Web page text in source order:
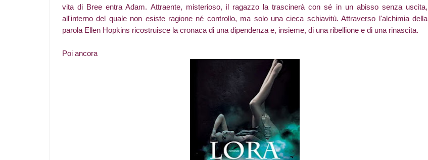
vita di Bree entra Adam. Attraente, misterioso, il ragazzo la trascinerà con sé in un abisso senza uscita,
all'interno del quale non esiste ragione né controllo, ma solo una cieca schiavitù. Attraverso l'alchimia della
parola Ellen Hopkins ricostruisce la cronaca di una dipendenza e, insieme, di una ribellione e di una rinascita.
Poi ancora